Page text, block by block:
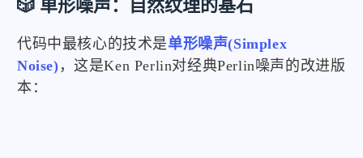
🎲 单形噪声：自然纹理的基石
代码中最核心的技术是单形噪声(Simplex
Noise) ，这是Ken Perlin对经典Perlin噪声的改进版
本：